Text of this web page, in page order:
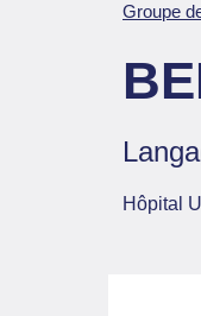
Groupe
Hôpital